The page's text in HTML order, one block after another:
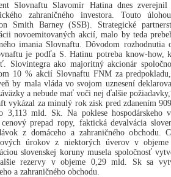
Slovnaftu Slavomír Hatina dnes
zahraničného investora. Touto
Smith Barney (SSB). Strategické
novoemitovaných akcií, malo by teda
imania Slovnaftu. Dôvodom rozhodnutia
je podľa S. Hatinu potreba know-how,
Slovintegra ako majoritný akcionár
10 % akcií Slovnaftu FNM za
by mala vláda vo svojom uznesení
a nebude mať voči nej ďalšie
vykázal za minulý rok zisk pred zdanením
3,113 mld. Sk. Na poklese hospodárskeho
prepad ropy, faktická devalvácia
z domáceho a zahraničného obchodu.
úrokov z niektorých úverov v
slovenskej koruny musela spoločnosť
rezervy v objeme 0,29 mld. Sk sa
a zahraničného obchodu.